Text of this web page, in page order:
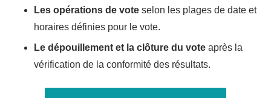
Les opérations de vote selon les plages de date et
horaires définies pour le vote.
Le dépouillement et la clôture du vote après la
vérification de la conformité des résultats.